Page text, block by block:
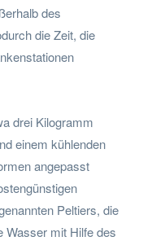
des
die Zeit, die
drei Kilogramm
einem kühlenden
angepasst
Peltiers, die
Wasser mit Hilfe des